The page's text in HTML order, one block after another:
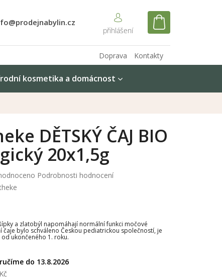
NÁKUPNÍ
Kontakty
Doprava
kosmetika a domácnost
13.8.2026
a zlatobýl napomáhají normální funkci močové
čaje bylo schváleno Českou pediatrickou společností, je
ukončeného 1. roku.
DĚTSKÝ ČAJ BIO
20x1,5g
Podrobnosti hodnocení